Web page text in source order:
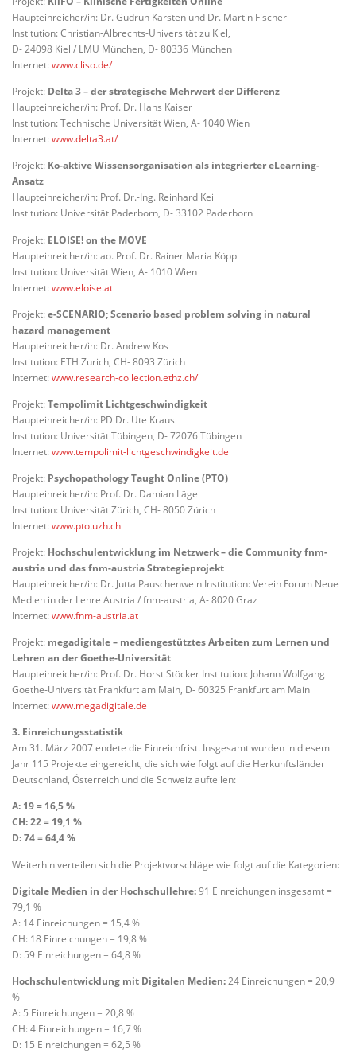
Haupteinreicher/in: Dr. Gudrun Karsten und Dr. Martin Fischer
Institution: Christian-Albrechts-Universität zu Kiel,
D- 24098 Kiel / LMU München, D- 80336 München
Internet:www.cliso.de/
Projekt: Delta 3 – der strategische Mehrwert der Differenz
Haupteinreicher/in: Prof. Dr. Hans Kaiser
Institution: Technische Universität Wien, A- 1040 Wien
Internet:www.delta3.at/
Projekt: Ko-aktive Wissensorganisation als integrierter eLearning-
Ansatz
Haupteinreicher/in: Prof. Dr.-Ing. Reinhard Keil
Institution: Universität Paderborn, D- 33102 Paderborn
Projekt: ELOISE! on the MOVE
Haupteinreicher/in: ao. Prof. Dr. Rainer Maria Köppl
Institution: Universität Wien, A- 1010 Wien
Internet:www.eloise.at
Projekt:e-SCENARIO; Scenario based problem solving in natural
hazard management
Haupteinreicher/in: Dr. Andrew Kos
Institution: ETH Zurich, CH- 8093 Zürich
Internet:www.research-collection.ethz.ch/
Projekt:Tempolimit Lichtgeschwindigkeit
Haupteinreicher/in: PD Dr. Ute Kraus
Institution: Universität Tübingen, D- 72076 Tübingen
Internet:www.tempolimit-lichtgeschwindigkeit.de
Projekt: Psychopathology Taught Online (PTO)
Haupteinreicher/in: Prof. Dr. Damian Läge
Institution: Universität Zürich, CH- 8050 Zürich
Internet:www.pto.uzh.ch
Projekt: Hochschulentwicklung im Netzwerk – die Community fnm-
austria und das fnm-austria Strategieprojekt
Haupteinreicher/in: Dr. Jutta Pauschenwein Institution: Verein Forum Neue
Medien in der Lehre Austria / fnm-austria, A- 8020 Graz
Internet:www.fnm-austria.at
Projekt: megadigitale – mediengestütztes Arbeiten zum Lernen und
Lehren an der Goethe-Universität
Haupteinreicher/in: Prof. Dr. Horst Stöcker Institution: Johann Wolfgang
Goethe-Universität Frankfurt am Main, D- 60325 Frankfurt am Main
Internet:www.megadigitale.de
3. Einreichungsstatistik
Am 31. März 2007 endete die Einreichfrist. Insgesamt wurden in diesem
Jahr 115 Projekte eingereicht, die sich wie folgt auf die Herkunftsländer
Deutschland, Österreich und die Schweiz aufteilen:
A: 19 = 16,5 %
CH: 22 = 19,1 %
D: 74 = 64,4 %
Weiterhin verteilen sich die Projektvorschläge wie folgt auf die Kategorien:
Digitale Medien in der Hochschullehre:91 Einreichungen insgesamt =
79,1 %
A: 14 Einreichungen = 15,4 %
CH: 18 Einreichungen = 19,8 %
D: 59 Einreichungen = 64,8 %
Hochschulentwicklung mit Digitalen Medien:24 Einreichungen = 20,9
%
A: 5 Einreichungen = 20,8 %
CH: 4 Einreichungen = 16,7 %
D: 15 Einreichungen = 62,5 %